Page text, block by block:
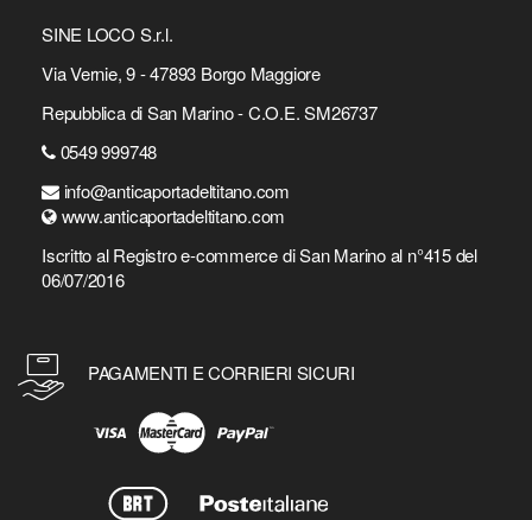
SINE LOCO S.r.l.
Via Vernie, 9 - 47893 Borgo Maggiore
Repubblica di San Marino - C.O.E. SM26737
0549 999748
info@anticaportadeltitano.com
www.anticaportadeltitano.com
Iscritto al Registro e-commerce di San Marino al n°415 del
06/07/2016
PAGAMENTI E CORRIERI SICURI